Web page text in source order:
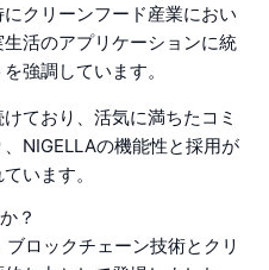
クリーンフード産業におい
活のアプリケーションに統
強調しています。
ており、活気に満ちたコミ
NIGELLAの機能性と採用が
います。
？
ロックチェーン技術とクリ